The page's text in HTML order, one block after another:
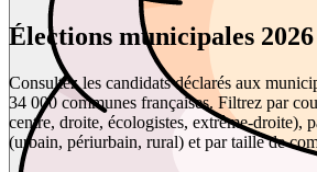
Élections municipales 2026
Consultez les candidats déclarés aux
34 000 communes françaises. Filtrez par
centre, droite, écologistes, extrême-droite),
(urbain, périurbain, rural) et par taille de